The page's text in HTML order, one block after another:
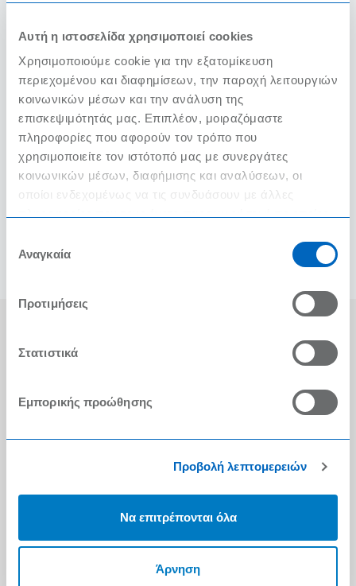
Αυτή η ιστοσελίδα χρησιμοποιεί cookies
Χρησιμοποιούμε cookie για την εξατομίκευση
περιεχομένου και διαφημίσεων, την παροχή λειτουργιών
κοινωνικών μέσων και την ανάλυση της
επισκεψιμότητάς μας. Επιπλέον, μοιραζόμαστε
πληροφορίες που αφορούν τον τρόπο που
χρησιμοποιείτε τον ιστότοπό μας με συνεργάτες
κοινωνικών μέσων, διαφήμισης και αναλύσεων, οι
οποίοι ενδεχομένως να τις συνδυάσουν με άλλες
των υπηρεσιών τους.
συγκατάθεσης
Αναγκαία
Προτιμήσεις
Στατιστικά
Εμπορικής προώθησης
Προβολή λεπτομερειών
Να επιτρέπονται όλα
Άρνηση
Ανδρέας Ματθίδης
Πρόεδρος της Πανελλήνιας
Ένωσης Οινοχόων
Εμπειρία METRO Cash & Carry
Η Αλυσίδα
Press Kit
Τα METRO Cash & Carry δίπλα σας
Εταιρική Κοινωνική Ευθύνη